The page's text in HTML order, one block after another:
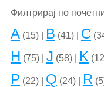
Филтрирај по
A(15) | B (41) | C
H (75) | J (58) | K
P (22) | Q (24) | R